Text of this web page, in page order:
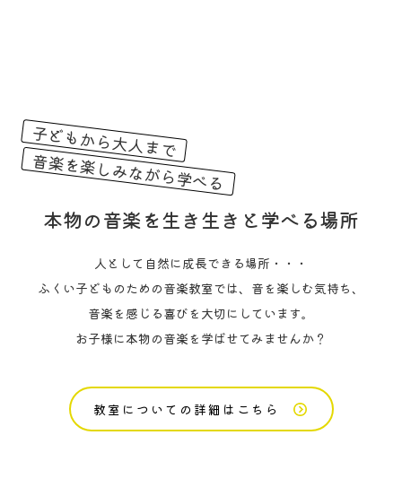
子どもから大人まで
音楽を楽しみながら学べる
本物の音楽を生き生きと学べる場所
人として自然に成長できる場所・・・
ふくい子どものための音楽教室では、音を楽しむ気持ち、
音楽を感じる喜びを大切にしています。
お子様に本物の音楽を学ばせてみませんか？
教室についての詳細はこちら